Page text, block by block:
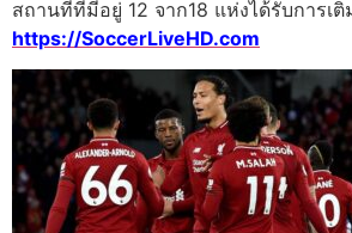
สถานที่ที่มีอยู่ 12 จาก18 แห่งได้รับการเติ
https://SoccerLiveHD.com